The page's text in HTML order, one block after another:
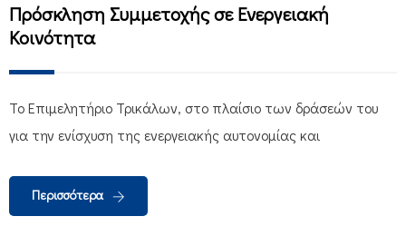
Πρόσκληση Συμμετοχής σε Ενεργειακή
Κοινότητα
Το Επιμελητήριο Τρικάλων, στο πλαίσιο των δράσεών του
για την ενίσχυση της ενεργειακής αυτονομίας και
Περισσότερα